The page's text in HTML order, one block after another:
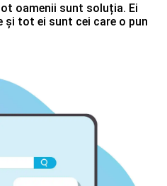
oamenii sunt soluția. Ei
tot ei sunt cei care o pun